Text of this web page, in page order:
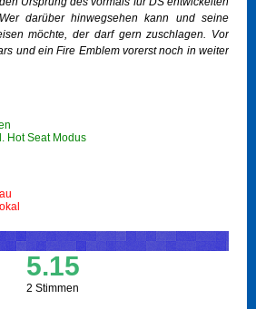
darüber hinwegsehen kann und seine
möchte, der darf gern zuschlagen. Vor
und ein Fire Emblem vorerst noch in weiter
Hot Seat Modus
5.15
2 Stimmen